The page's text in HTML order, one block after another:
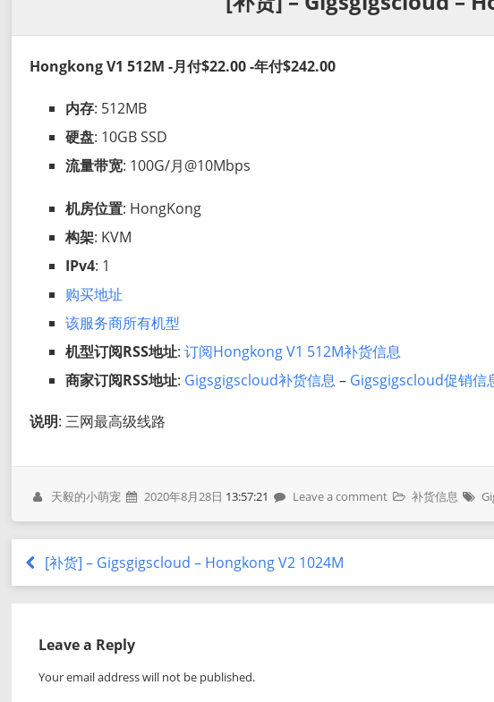
Hongkong V1 512M -月付$22.00 -年付$242.00
内存: 512MB
硬盘: 10GB SSD
流量带宽: 100G/月@10Mbps
机房位置: HongKong
构架: KVM
IPv4: 1
购买地址
该服务商所有机型
机型订阅RSS地址:订阅Hongkong V1 512M补货信息
商家订阅RSS地址: Gigsgigscloud补货信息 – Gigsgigscloud促销信
说明: 三网最高级线路
天毅的小萌宠 2020年8月28日 13:57:21 Leave a comment 补货信息
[补货] – Gigsgigscloud – Hongkong V2 1024M
Leave a Reply
Your email address will not be published.